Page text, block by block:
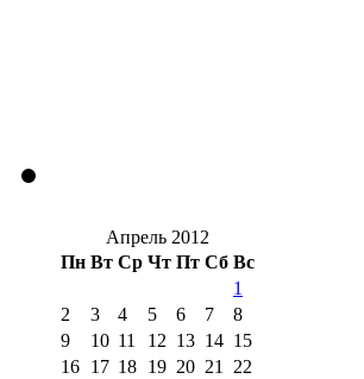
Апрель 2012
Пн Вт Ср Чт Пт Сб Вс
1
2
3 4 5 6 7
8
9
10 11 12 13 14 15
16 17 18 19 20 21
22